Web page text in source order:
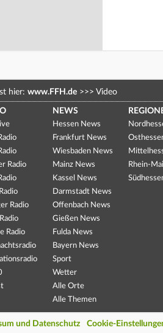
hier: www.FFH.de >>> Video
Radio
Radio
Radio
NEWS
Hessen News
Frankfurt News
Wiesbaden News
Mainz News
Kassel News
Darmstadt News
Offenbach News
Gießen News
Fulda News
Bayern News
Sport
Wetter
Alle Orte
Alle Themen
Rhein-
und Datenschutz Cookie-